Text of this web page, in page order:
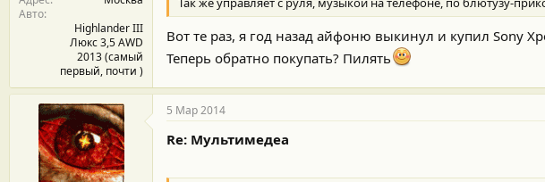
Авто
Highlander III
Люкс 3,5 AWD
2013 (самый
первый, почти )
Вот те раз, я год назад айфоню выкинул и купил Sony
Теперь обратно покупать? Пилять
5 Мар 2014
Re: Мультимедеа